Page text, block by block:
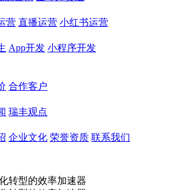
营 直播运营 小红书运营
App开发 小程序开发
合作客户
瑞丰观点
企业文化 荣誉资质 联系我们